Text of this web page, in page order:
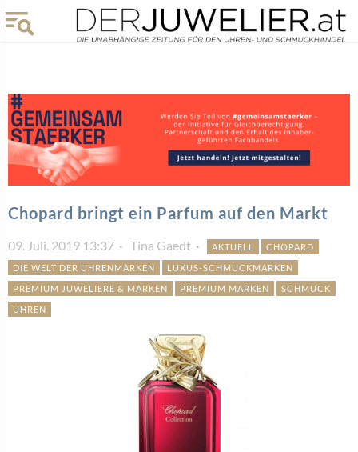
Chopard bringt ein Parfum auf den Markt
09. Juli. 2019 13:37 Tina Gaedt AKTUELL
CHOPARD
DIE WELT DER UHRENMARKEN
LUXUS-SCHMUCKMARKEN
PREMIUM JUWELIERE & MARKEN
PREMIUM MARKEN
SCHMUCK
UHREN